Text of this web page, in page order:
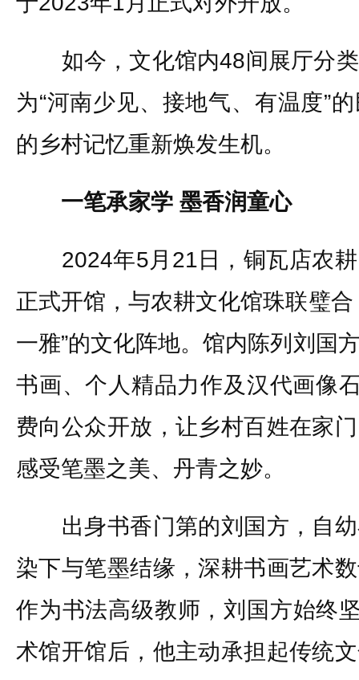
如今，文化馆内48间展厅分类
为“河南少见、接地气、有温度”
的乡村记忆重新焕发生机。
一笔承家学 墨香润童心
2024年5月21日，铜瓦店农耕
正式开馆，与农耕文化馆珠联璧
一雅”的文化阵地。馆内陈列刘国
书画、个人精品力作及汉代画像
费向公众开放，让乡村百姓在家
感受笔墨之美、丹青之妙。
出身书香门第的刘国方，自幼
染下与笔墨结缘，深耕书画艺术
作为书法高级教师，刘国方始终
术馆开馆后，他主动承担起传统